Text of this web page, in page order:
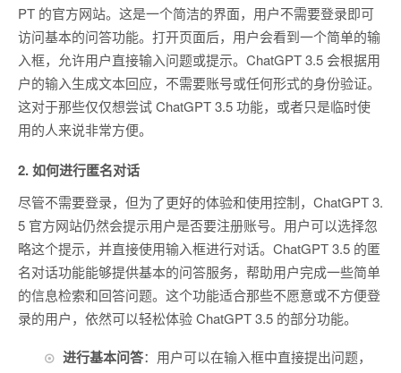
PT 的官方网站。这是一个简洁的界面，用户不需要登录即可
访问基本的问答功能。打开页面后，用户会看到一个简单的输
入框，允许用户直接输入问题或提示。ChatGPT 3.5 会根据用
户的输入生成文本回应，不需要账号或任何形式的身份验证。
这对于那些仅仅想尝试 ChatGPT 3.5 功能，或者只是临时使
用的人来说非常方便。
2.如何进行匿名对话
尽管不需要登录，但为了更好的体验和使用控制，ChatGPT 3.
5 官方网站仍然会提示用户是否要注册账号。用户可以选择忽
略这个提示，并直接使用输入框进行对话。ChatGPT 3.5 的匿
名对话功能能够提供基本的问答服务，帮助用户完成一些简单
的信息检索和回答问题。这个功能适合那些不愿意或不方便登
录的用户，依然可以轻松体验 ChatGPT 3.5 的部分功能。
进行基本问答：用户可以在输入框中直接提出问题，